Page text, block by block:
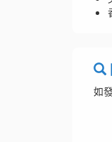
如